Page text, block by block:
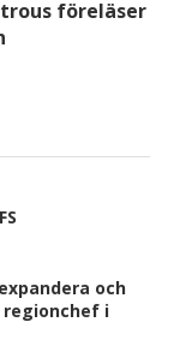
föreläser
och
regionchef i